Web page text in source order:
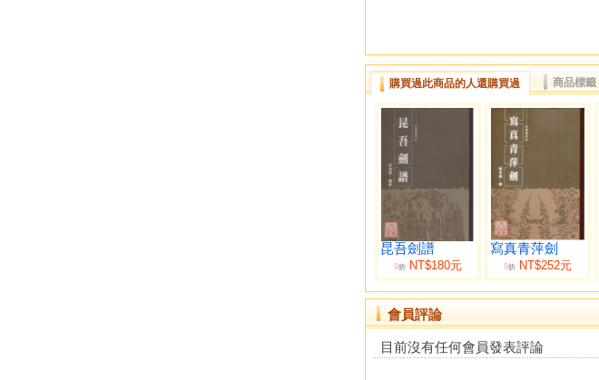
購買過此商品的人還購買過 商品標籤
昆吾劍譜
9折 NT$180元
寫真青萍劍
9折 NT$252元
會員評論
目前沒有任何會員發表評論